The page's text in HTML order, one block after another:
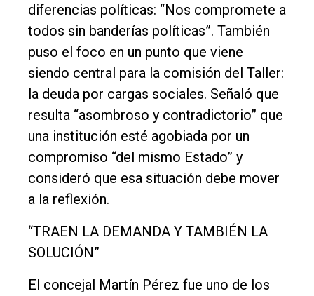
diferencias políticas: “Nos compromete a
todos sin banderías políticas”. También
puso el foco en un punto que viene
siendo central para la comisión del Taller:
la deuda por cargas sociales. Señaló que
resulta “asombroso y contradictorio” que
una institución esté agobiada por un
compromiso “del mismo Estado” y
consideró que esa situación debe mover
a la reflexión.
“TRAEN LA DEMANDA Y TAMBIÉN LA
SOLUCIÓN”
El concejal Martín Pérez fue uno de los